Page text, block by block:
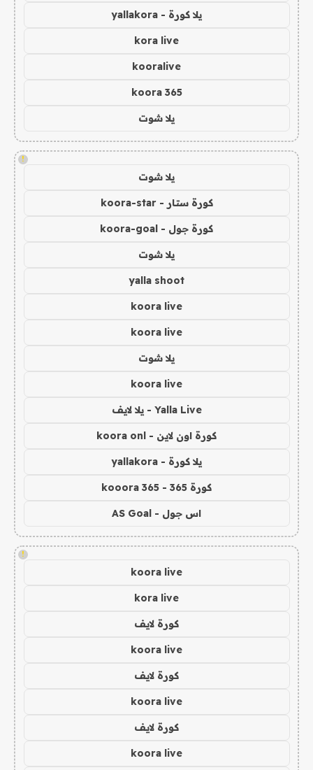
يلا كورة - yallakora
kora live
kooralive
koora 365
يلا شوت
!
يلا شوت
كورة ستار - koora-star
كورة جول - koora-goal
يلا شوت
yalla shoot
koora live
koora live
يلا شوت
koora live
Yalla Live - يلا لايف
كورة اون لاين - koora onl
يلا كورة - yallakora
كورة 365 - kooora 365
اس جول - AS Goal
!
koora live
kora live
كورة لايف
koora live
كورة لايف
koora live
كورة لايف
koora live